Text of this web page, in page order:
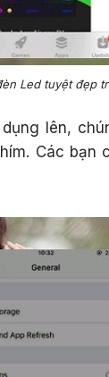
Led tuyệt đẹp
lên,
Các bạn